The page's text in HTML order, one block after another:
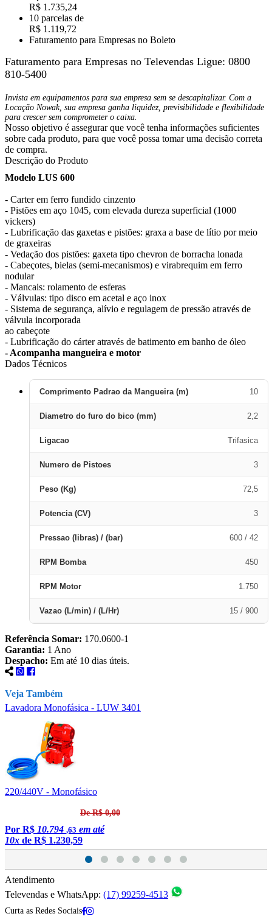
R$ 1.735,24
10 parcelas de
R$ 1.119,72
Faturamento para Empresas no Boleto
Faturamento para Empresas no Televendas Ligue: 0800
810-5400
Invista em equipamentos para sua empresa sem se descapitalizar. Com a
Locação Nowak, sua empresa ganha liquidez, previsibilidade e flexibilidade
para crescer sem comprometer o caixa.
Nosso objetivo é assegurar que você tenha informações suficientes
sobre cada produto, para que você possa tomar uma decisão correta
de compra.
Descrição do Produto
Modelo LUS 600
- Carter em ferro fundido cinzento
- Pistões em aço 1045, com elevada dureza superficial (1000
vickers)
- Lubrificação das gaxetas e pistões: graxa a base de lítio por meio
de graxeiras
- Vedação dos pistões: gaxeta tipo chevron de borracha lonada
- Cabeçotes, bielas (semi-mecanismos) e virabrequim em ferro
nodular
- Mancais: rolamento de esferas
- Válvulas: tipo disco em acetal e aço inox
- Sistema de segurança, alívio e regulagem de pressão através de
válvula incorporada
ao cabeçote
- Lubrificação do cárter através de batimento em banho de óleo
- Acompanha mangueira e motor
Dados Técnicos
Comprimento Padrao da Mangueira (m) 10
Diametro do furo do bico (mm) 2,2
Ligacao Trifasica
Numero de Pistoes 3
Peso (Kg) 72,5
Potencia (CV) 3
Pressao (libras) / (bar) 600 / 42
RPM Bomba 450
RPM Motor 1.750
Vazao (L/min) / (L/Hr) 15 / 900
Referência Somar: 170.0600-1
Garantia: 1 Ano
Despacho: Em até 10 dias úteis.
Veja Também
Lavadora Monofásica - LUW 3401
220/440V - Monofásico
De R$ 0,00
Por R$ 10.794 ,63 em até
10x de R$ 1.230,59
Atendimento
Televendas e WhatsApp: (17) 99259-4513
Curta as Redes Sociais